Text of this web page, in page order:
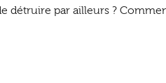
détruire par ailleurs ?